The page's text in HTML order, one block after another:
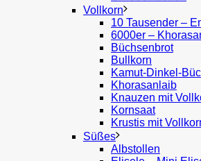
Vollkorn
10 Tausender –
6000er –
Büchsenbrot
Bullkorn
Kamut-Dinkel-
Khorasanlaib
Knauzen mit
Kornsaat
Krustis mit
Süßes
Albstollen